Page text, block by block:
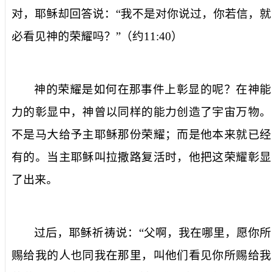
对，耶稣却回答说：“我不是对你说过，你若信，就
必看见神的荣耀吗？”（约11:40）
神的荣耀是如何在那事件上彰显的呢？在神能
力的彰显中，神曾以同样的能力创造了宇宙万物。
不是马大给予主耶稣那份荣耀；而是他本来就已经
有的。当主耶稣叫拉撒路复活时，他把这荣耀彰显
了出来。
过后，耶稣祈祷说：“父啊，我在哪里，愿你所
赐给我的人也同我在那里，叫他们看见你所赐给我